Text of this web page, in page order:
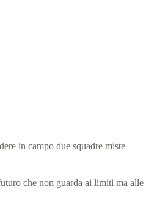
in campo due squadre miste
che non guarda ai limiti ma alle